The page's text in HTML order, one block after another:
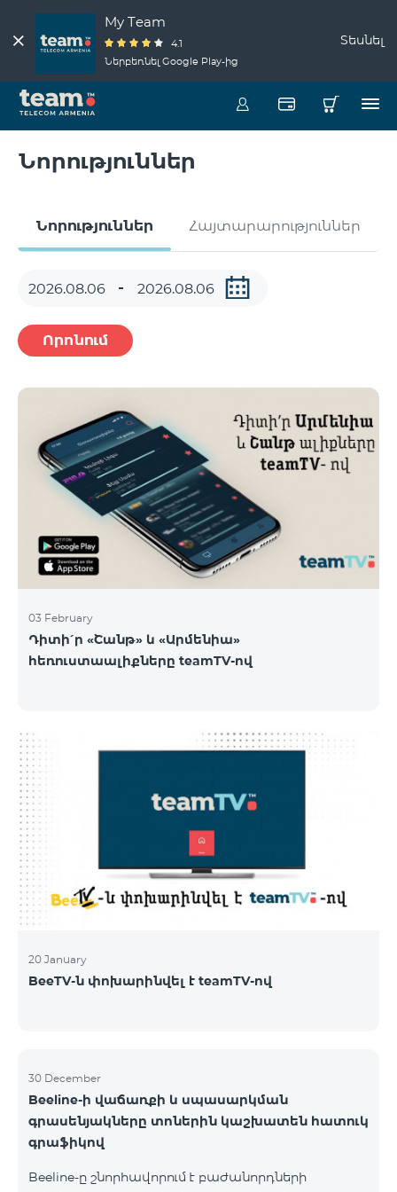
My Team
4.1
Ներբեռնել Google Play-ից
Տեսնել
Նորություններ
Նորություններ Հայտարարություններ
Որոնում
03 February
Դիտի՛ր «Շանթ» և «Արմենիա»
հեռուստաալիքները teamTV-ով
20 January
BeeTV-ն փոխարինվել է teamTV-ով
30 December
Beeline-ի վաճառքի և սպասարկման
գրասենյակները տոներին կաշխատեն հատուկ
գրաֆիկով
Beeline-ը շնորհավորում է բաժանորդների